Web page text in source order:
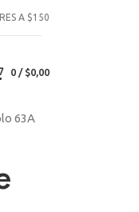
A $150
0 / $0,00
63A